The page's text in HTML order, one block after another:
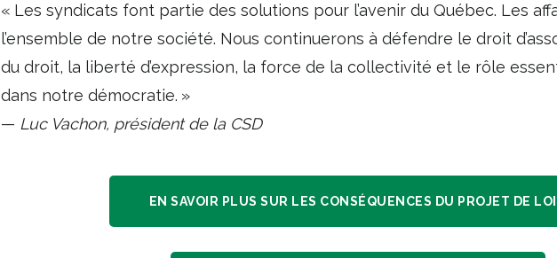
« Les syndicats font partie des solutions pour l’avenir du Québec. Les
l’ensemble de notre société. Nous continuerons à défendre le droit
du droit, la liberté d’expression, la force de la collectivité et le rôle
dans notre démocratie. »
— Luc Vachon, président de la CSD
EN SAVOIR PLUS SUR LES CONSÉQUENCES DU PROJET DE